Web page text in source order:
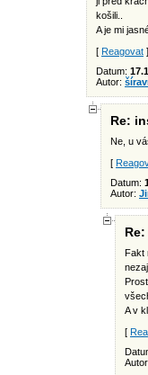
košili..
A je mi
[ Reagovat
Datum:
Autor:
Re:
Ne, u
[
Datum:
Autor:
Fakt
A v
[